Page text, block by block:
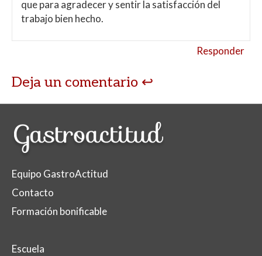
que para agradecer y sentir la satisfacción del
trabajo bien hecho.
Responder
Deja un comentario
Equipo GastroActitud
Contacto
Formación bonificable
Escuela